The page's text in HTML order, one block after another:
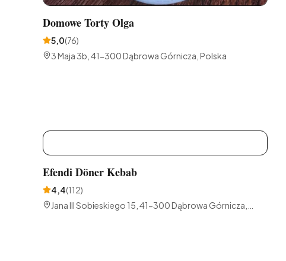
Domowe Torty Olga
5,0(76)
3 Maja 3b, 41-300 Dąbrowa Górnicza, Polska
Efendi Döner Kebab
4,4(112)
Jana III Sobieskiego 15, 41-300 Dąbrowa Górnicza,